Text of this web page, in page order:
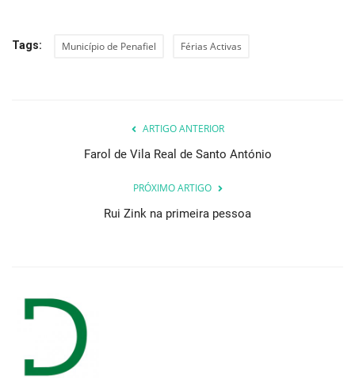
Tags: Município de Penafiel Férias Activas
ARTIGO ANTERIOR
Farol de Vila Real de Santo António
PRÓXIMO ARTIGO
Rui Zink na primeira pessoa